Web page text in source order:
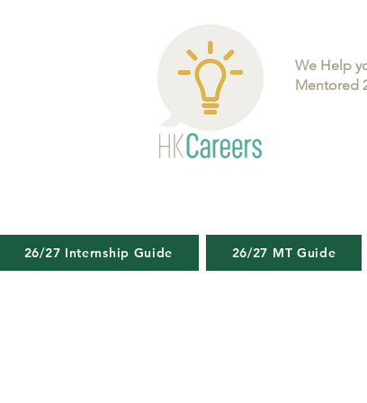
We Help
Mentored
26/27 Internship Guide 26/27 MT Guide